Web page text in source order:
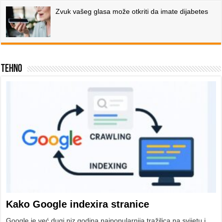
Zvuk vašeg glasa može otkriti da imate dijabetes
Tehno
Kako Google indexira stranice